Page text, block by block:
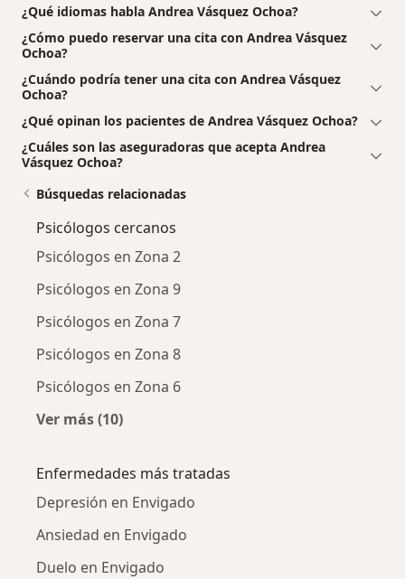
¿Qué idiomas habla Andrea Vásquez Ochoa?
¿Cómo puedo reservar una cita con Andrea Vásquez
Ochoa?
¿Cuándo podría tener una cita con Andrea Vásquez
Ochoa?
¿Qué opinan los pacientes de Andrea Vásquez Ochoa?
¿Cuáles son las aseguradoras que acepta Andrea
Vásquez Ochoa?
Búsquedas relacionadas
Psicólogos cercanos
Psicólogos en Zona 2
Psicólogos en Zona 9
Psicólogos en Zona 7
Psicólogos en Zona 8
Psicólogos en Zona 6
Ver más (10)
Enfermedades más tratadas
Depresión en Envigado
Ansiedad en Envigado
Duelo en Envigado